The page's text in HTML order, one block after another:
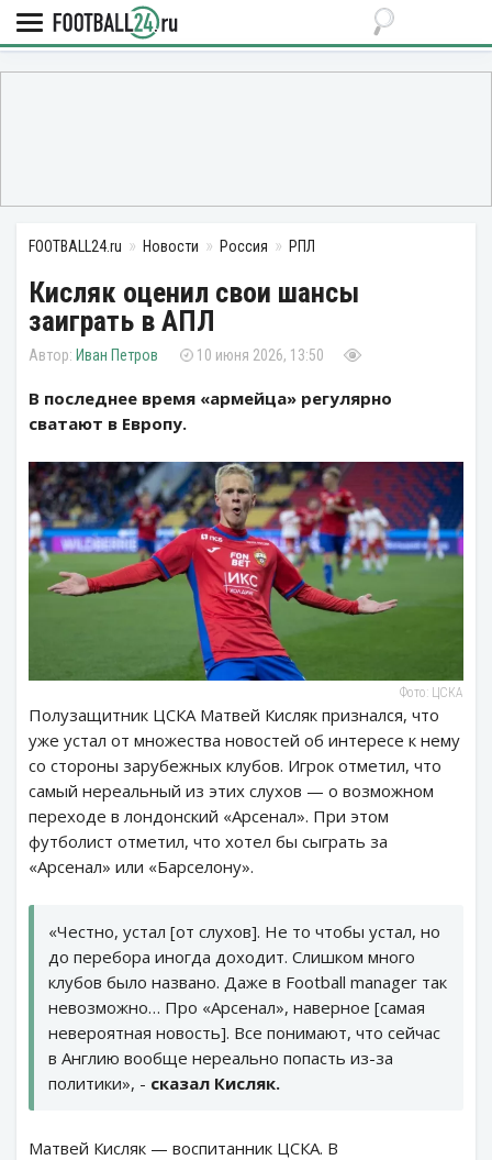
FOOTBALL24.ru Новости Россия РПЛ
Кисляк оценил свои шансы
заиграть в АПЛ
Иван Петров 10 июня 2026, 13:50
В последнее время «армейца» регулярно
сватают в Европу.
Фото: ЦСКА
Полузащитник ЦСКА Матвей Кисляк признался, что
уже устал от множества новостей об интересе к нему
со стороны зарубежных клубов. Игрок отметил, что
самый нереальный из этих слухов — о возможном
переходе в лондонский «Арсенал». При этом
футболист отметил, что хотел бы сыграть за
«Арсенал» или «Барселону».
«Честно, устал [от слухов]. Не то чтобы устал, но
до перебора иногда доходит. Слишком много
клубов было названо. Даже в Football manager так
невозможно… Про «Арсенал», наверное [самая
невероятная новость]. Все понимают, что сейчас
в Англию вообще нереально попасть из-за
политики», - сказал Кисляк.
Матвей Кисляк — воспитанник ЦСКА. В